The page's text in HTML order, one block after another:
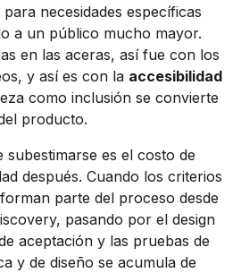
necesidades específicas
a un público mucho mayor.
en las aceras, así fue con los
y así es con la accesibilidad
como inclusión se convierte
producto.
es el costo de
después. Cuando los criterios
parte del proceso desde
pasando por el design
aceptación y las pruebas de
y de diseño se acumula de